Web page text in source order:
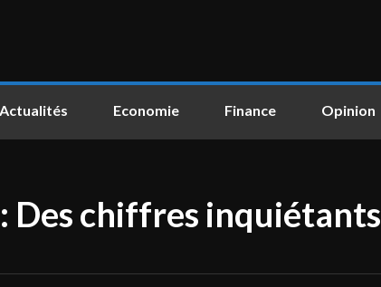
Actualités Economie Finance Opinion
Des chiffres inquiétants